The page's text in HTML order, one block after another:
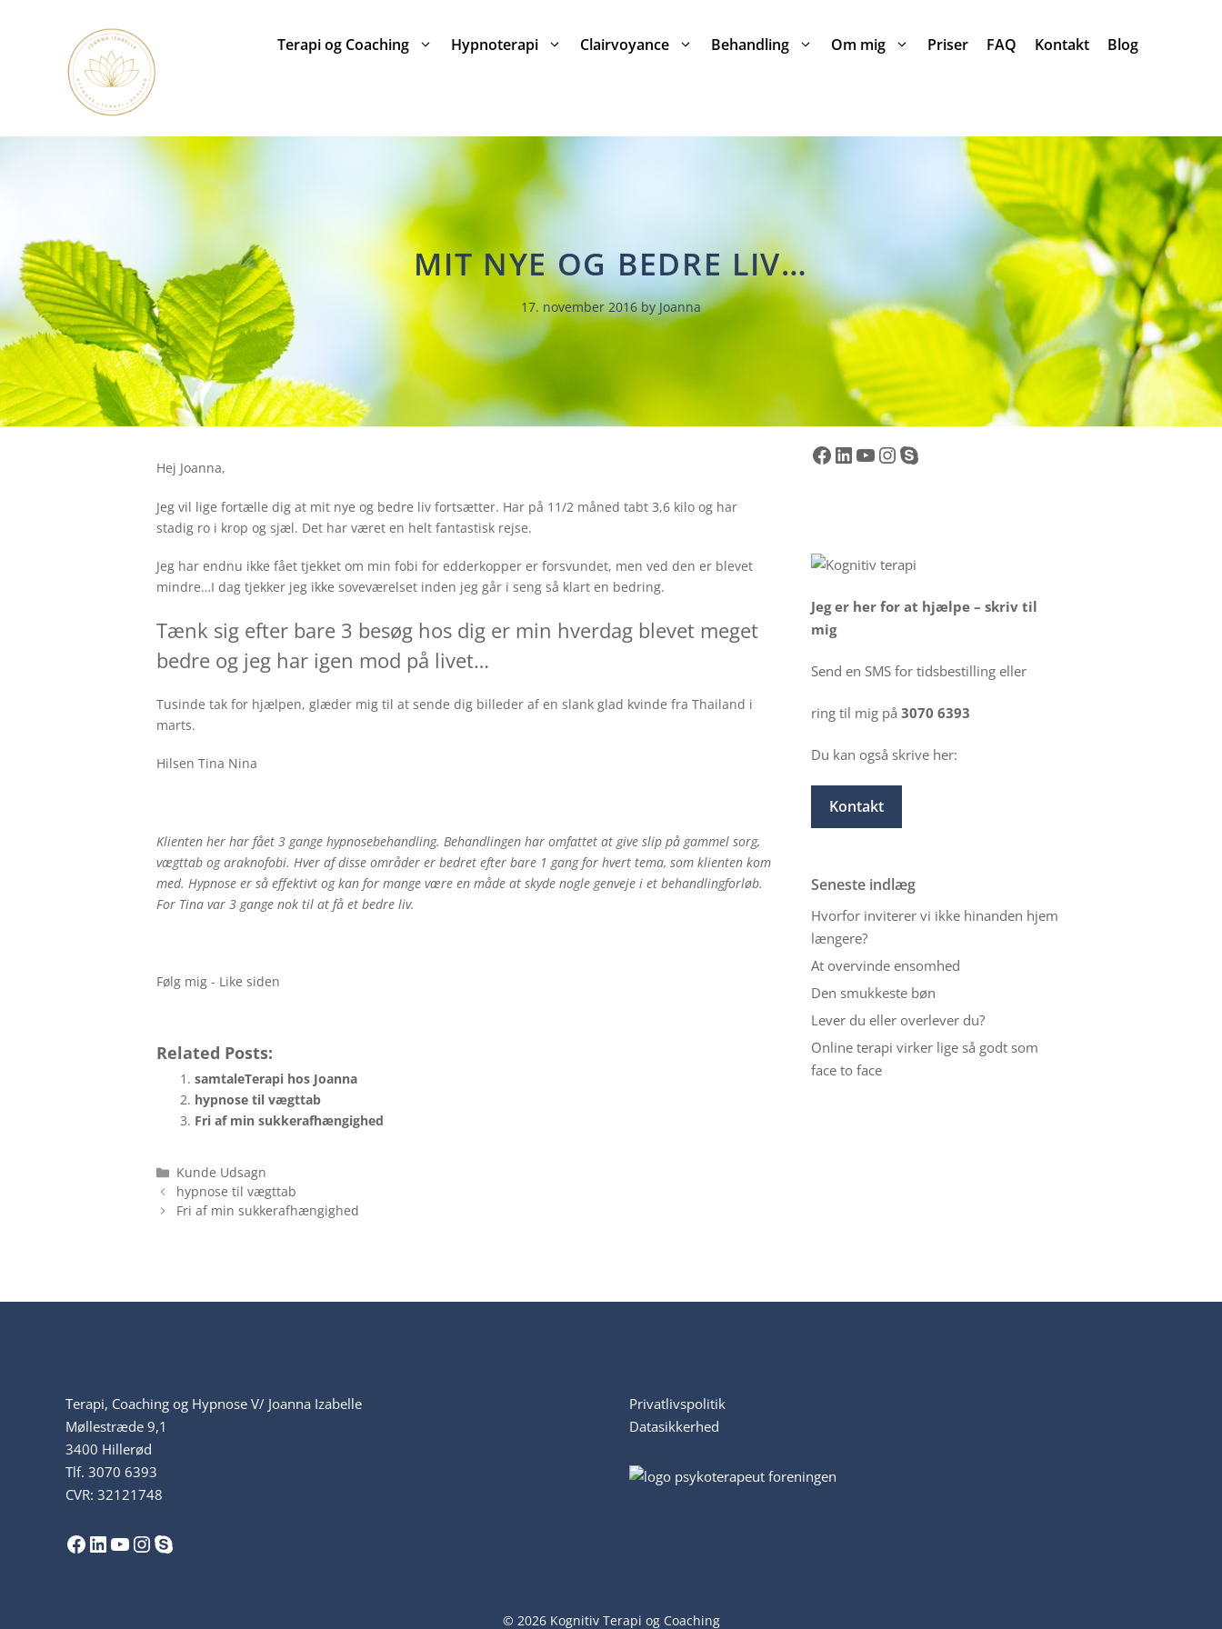
Terapi og Coaching Hypnoterapi Clairvoyance Behandling Om mig Priser FAQ Kontakt Blog
MIT NYE OG BEDRE LIV…
17. november 2016byJoanna
Hej Joanna,
Jeg vil lige fortælle dig at mit nye og bedre liv fortsætter. Har på 11/2 måned tabt 3,6 kilo og har
stadig ro i krop og sjæl. Det har været en helt fantastisk rejse.
Jeg har endnu ikke fået tjekket om min fobi for edderkopper er forsvundet, men ved den er blevet
mindre…I dag tjekker jeg ikke soveværelset inden jeg går i seng så klart en bedring.
Tænk sig efter bare 3 besøg hos dig er min hverdag blevet meget
bedre og jeg har igen mod på livet…
Tusinde tak for hjælpen, glæder mig til at sende dig billeder af en slank glad kvinde fra Thailand i
marts.
Hilsen Tina Nina
Klienten her har fået 3 gange hypnosebehandling. Behandlingen har omfattet at give slip på gammel sorg,
vægttab og araknofobi. Hver af disse områder er bedret efter bare 1 gang for hvert tema, som klienten kom
med. Hypnose er så effektivt og kan for mange være en måde at skyde nogle genveje i et behandlingforløb.
For Tina var 3 gange nok til at få et bedre liv.
Følg mig - Like siden
Related Posts:
samtaleTerapi hos Joanna
hypnose til vægttab
Fri af min sukkerafhængighed
Kategorier
Kunde Udsagn
hypnose til vægttab
Fri af min sukkerafhængighed
Facebook
LinkedIn
YouTube
Instagram
Skype
Jeg er her for at hjælpe – skriv til
mig
Send en SMS for tidsbestilling eller
ring til mig på 3070 6393
Du kan også skrive her:
Kontakt
Seneste indlæg
Hvorfor inviterer vi ikke hinanden hjem
længere?
At overvinde ensomhed
Den smukkeste bøn
Lever du eller overlever du?
Online terapi virker lige så godt som
face to face
Terapi, Coaching og Hypnose V/ Joanna Izabelle
Møllestræde 9,1
3400 Hillerød
Tlf. 3070 6393
CVR: 32121748
Facebook
LinkedIn
YouTube
Instagram
Skype
Privatlivspolitik
Datasikkerhed
© 2026 Kognitiv Terapi og Coaching